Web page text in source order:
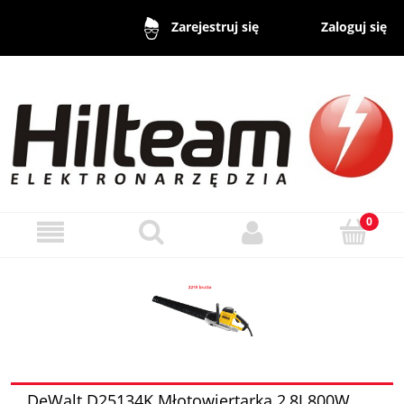
Zarejestruj się Zaloguj się